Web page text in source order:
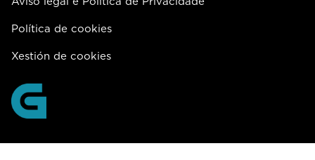
Política de cookies
Xestión de cookies